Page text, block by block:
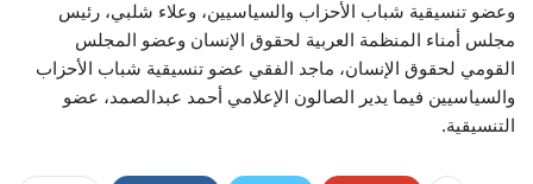
وعضو تنسيقية شباب الأحزاب والسياسيين، وعلاء شلبي، رئيس
مجلس أمناء المنظمة العربية لحقوق الإنسان وعضو المجلس
القومي لحقوق الإنسان، ماجد الفقي عضو تنسيقية شباب الأحزاب
والسياسيين فيما يدير الصالون الإعلامي أحمد عبدالصمد، عضو
التنسيقية.